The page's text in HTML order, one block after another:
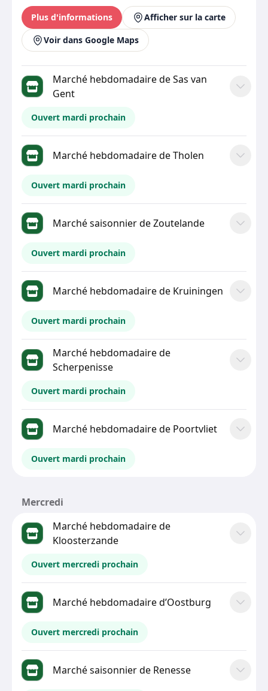
Plus d'informations
Afficher sur la carte
Voir dans Google Maps
Marché hebdomadaire de Sas van
Gent
Ouvert mardi prochain
Marché hebdomadaire de Tholen
Ouvert mardi prochain
Marché saisonnier de Zoutelande
Ouvert mardi prochain
Marché hebdomadaire de Kruiningen
Ouvert mardi prochain
Marché hebdomadaire de
Scherpenisse
Ouvert mardi prochain
Marché hebdomadaire de Poortvliet
Ouvert mardi prochain
Mercredi
Marché hebdomadaire de
Kloosterzande
Ouvert mercredi prochain
Marché hebdomadaire d’Oostburg
Ouvert mercredi prochain
Marché saisonnier de Renesse